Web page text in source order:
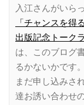
入江さんがいら
「チャンスを
出版記念トーク
は、このブログ
るかないかです。
まだ申し込みさ
達お誘い合わせ